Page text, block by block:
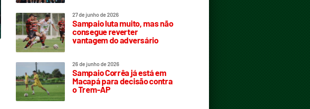
27 de junho de 2026
Sampaio luta muito, mas não
consegue reverter
vantagem do adversário
26 de junho de 2026
Sampaio Corrêa já está em
Macapá para decisão contra
o Trem-AP